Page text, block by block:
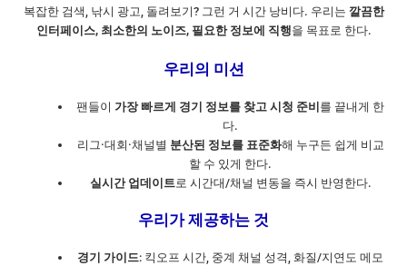
복잡한 검색, 낚시 광고, 돌려보기? 그런 거 시간 낭비다. 우리는 깔끔한
인터페이스, 최소한의 노이즈, 필요한 정보에 직행을 목표로 한다.
우리의 미션
팬들이 가장 빠르게 경기 정보를 찾고 시청 준비 를 끝내게 한
다.
리그·대회·채널별 분산된 정보를 표준화해 누구든 쉽게 비교
할 수 있게 한다.
실시간 업데이트 로 시간대/채널 변동을 즉시 반영한다.
우리가 제공하는 것
경기 가이드: 킥오프 시간, 중계 채널 성격, 화질/지연도 메모